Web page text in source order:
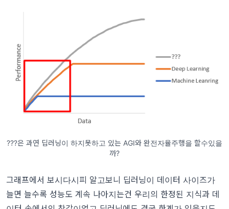
???은 과연 딥러닝이 하지못하고 있는 AGI와 완전자율주행을 할수있을
까?
그래프에서 보시다시피 알고보니 딥러닝이 데이터 사이즈가
늘면 늘수록 성능도 계속 나아지는건 우리의 한정된 지식과 데